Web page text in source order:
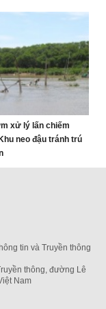
xử lý lấn chiếm
neo đậu tránh trú
tin và Truyền thông
thông, đường Lê
Nam